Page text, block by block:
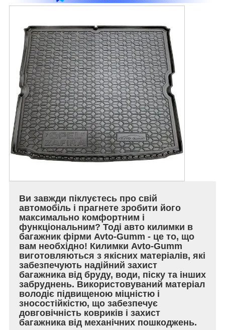
Ви завжди піклуєтесь про свій
автомобіль і прагнете зробити його
максимально комфортним і
функціональним? Тоді авто килимки в
багажник фірми Avto-Gumm - це то, що
вам необхідно! Килимки Avto-Gumm
виготовляються з якісних матеріалів, які
забезпечують надійний захист
багажника від бруду, води, піску та інших
забруднень. Використовуваний матеріал
володіє підвищеною міцністю і
зносостійкістю, що забезпечує
довговічність ковриків і захист
багажника від механічних пошкоджень.